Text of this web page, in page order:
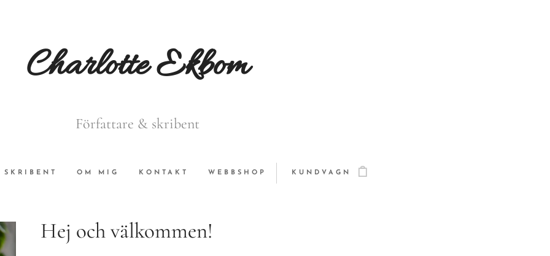
Charlotte Ekbom
Författare & skribent
SKRIBENT OM MIG KONTAKT WEBBSHOP KUNDVAGN
Hej och välkommen!